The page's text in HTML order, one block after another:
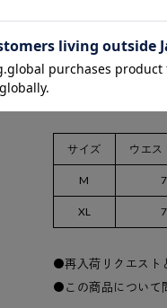
サイズ ウエス
M
XL
再入荷リクエスト
この商品について